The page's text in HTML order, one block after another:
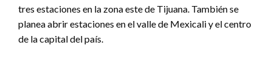
tres estaciones en la zona este de Tijuana. También se
planea abrir estaciones en el valle de Mexicali y el centro
de la capital del país.